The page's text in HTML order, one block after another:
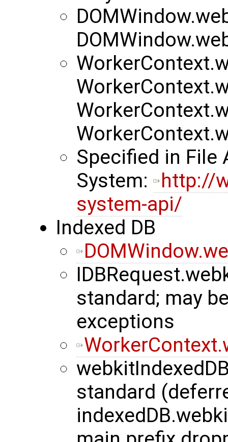
Specified in File
System:
http://
system-api/
Indexed DB
standard; may
exceptions
standard